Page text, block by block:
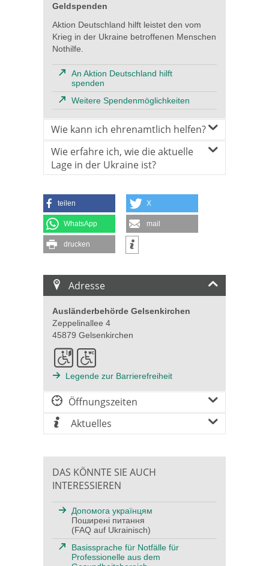
Geldspenden
Aktion Deutschland hilft leistet den vom
Krieg in der Ukraine betroffenen Menschen
Nothilfe.
An Aktion Deutschland hilft
spenden
Weitere Spendenmöglichkeiten
Wie kann ich ehrenamtlich helfen?
Wie erfahre ich, wie die aktuelle
Lage in der Ukraine ist?
teilen X
WhatsApp mail
drucken
Adresse
Ausländerbehörde Gelsenkirchen
Zeppelinallee 4
45879 Gelsenkirchen
Legende zur Barrierefreiheit
Öffnungszeiten
Aktuelles
DAS KÖNNTE SIE AUCH
INTERESSIEREN
Допомога українцям
Поширені питання
(FAQ auf Ukrainisch)
Basissprache für Notfälle für
Professionelle aus dem